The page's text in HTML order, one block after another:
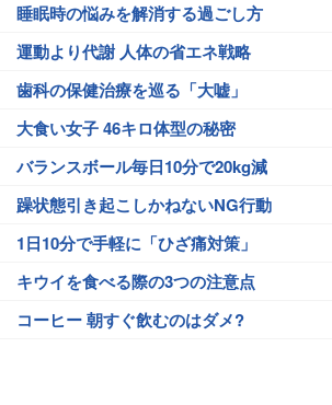
睡眠時の悩みを解消する過ごし方
運動より代謝 人体の省エネ戦略
歯科の保健治療を巡る「大嘘」
大食い女子 46キロ体型の秘密
バランスボール毎日10分で20kg減
躁状態引き起こしかねないNG行動
1日10分で手軽に「ひざ痛対策」
キウイを食べる際の3つの注意点
コーヒー 朝すぐ飲むのはダメ?